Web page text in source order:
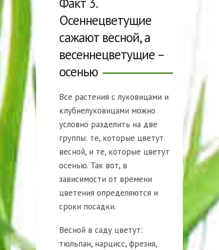
Осеннецветущие
сажают весной, а
весеннецветущие –
осенью
Все растения с луковицами и
клубнелуковицами можно
условно разделить на две
группы: те, которые цветут
весной, и те, которые цветут
осенью. Так вот, в
зависимости от времени
цветения определяются и
сроки посадки.
Весной в саду цветут:
тюльпан, нарцисс, фрезия,